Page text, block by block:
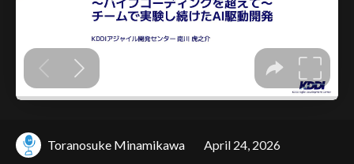
Toranosuke Minamikawa April 24, 2026